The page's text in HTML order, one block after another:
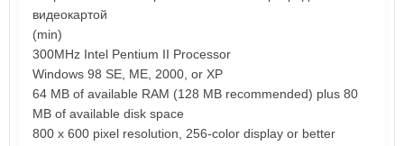
видеокартой
(min)
300MHz Intel Pentium II Processor
Windows 98 SE, ME, 2000, or XP
64 MB of available RAM (128 MB recommended) plus 80
MB of available disk space
800 x 600 pixel resolution, 256-color display or better